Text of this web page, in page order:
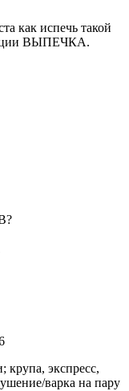
как испечь такой
ВЫПЕЧКА.
экспресс,
варка на пару